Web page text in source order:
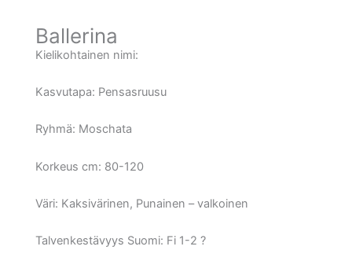
Ballerina
Kielikohtainen nimi:
Kasvutapa: Pensasruusu
Ryhmä: Moschata
Korkeus cm: 80-120
Väri: Kaksivärinen, Punainen – valkoinen
Talvenkestävyys Suomi: Fi 1-2 ?